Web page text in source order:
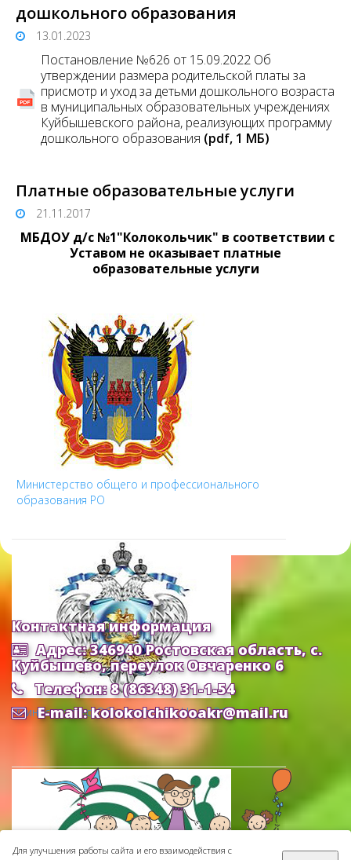
дошкольного образования
13.01.2023
Постановление №626 от 15.09.2022 Об
утверждении размера родительской платы за
присмотр и уход за детьми дошкольного возраста
в муниципальных образовательных учреждениях
Куйбышевского района, реализующих программу
дошкольного образования (pdf, 1 MБ)
Платные образовательные услуги
21.11.2017
МБДОУ д/с №1"Колокольчик" в соответствии с
Уставом не оказывает платные
образовательные услуги
Министерство общего и профессионального
образования РО
Министерство Образования и Науки РФ
Контактная информация
Адрес: 346940 Ростовская область, с.
Куйбышево, переулок Овчаренко 6
Телефон: 8 (86348) 31-1-54
E-mail: kolokolchikooakr@mail.ru
Для улучшения работы сайта и его взаимодействия с